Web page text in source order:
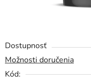
Dostupnosť
Možnosti doručenia
Kód: